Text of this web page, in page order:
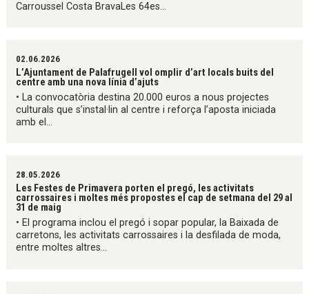
Carroussel Costa BravaLes 64es...
02.06.2026
L’Ajuntament de Palafrugell vol omplir d’art locals buits del
centre amb una nova línia d’ajuts
• La convocatòria destina 20.000 euros a nous projectes
culturals que s’instal·lin al centre i reforça l’aposta iniciada
amb el...
28.05.2026
Les Festes de Primavera porten el pregó, les activitats
carrossaires i moltes més propostes el cap de setmana del 29 al
31 de maig
• El programa inclou el pregó i sopar popular, la Baixada de
carretons, les activitats carrossaires i la desfilada de moda,
entre moltes altres...